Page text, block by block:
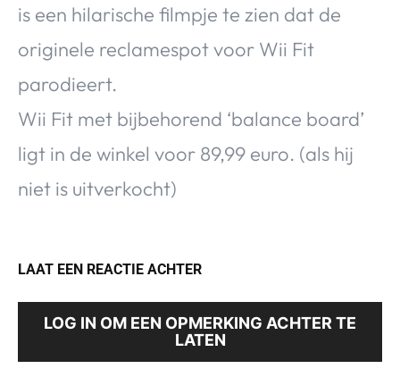
is een hilarische filmpje te zien dat de
originele reclamespot voor Wii Fit
parodieert.
Wii Fit met bijbehorend ‘balance board’
ligt in de winkel voor 89,99 euro. (als hij
niet is uitverkocht)
LAAT EEN REACTIE ACHTER
LOG IN OM EEN OPMERKING ACHTER TE
LATEN